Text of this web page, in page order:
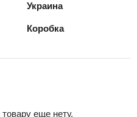
Украина
Коробка
еще нету.